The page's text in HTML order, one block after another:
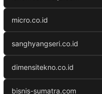
micro.co.id
sanghyangseri.co.id
dimensitekno.co.id
bisnis-sumatra.com